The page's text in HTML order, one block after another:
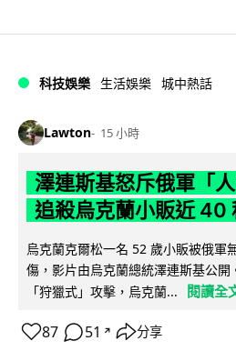
科技娛樂 生活娛樂 城中熱話
Lawton 15 小時
澤連斯基怒斥俄軍「
追殺烏克蘭小販近 40
烏克蘭克爾松一名 52 歲小販被俄軍
傷，影片由烏克蘭總統澤連斯基公
「狩獵式」攻擊，烏克蘭...
閱讀全
87 51 ↗ 分享